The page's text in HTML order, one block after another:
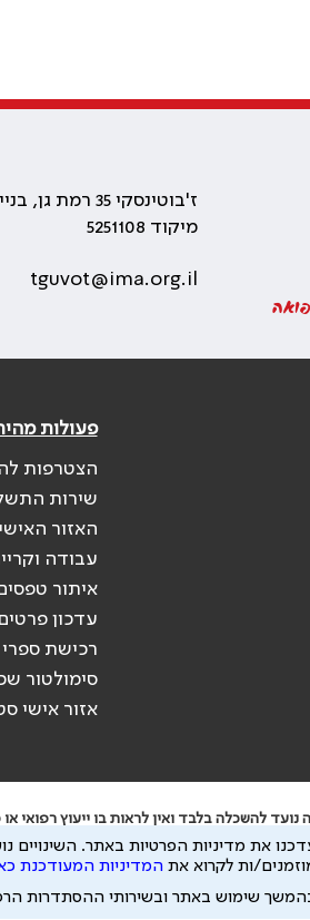
ז'בוטינסקי 35 רמת גן, בניין התאומים 2
מיקוד 5251108
tguvot@ima.org.il
פעולות
הצטרפות
שירות
האזור האישי
עבודה
איתור
עדכון
רכישת ספרי
סימולטור
אזור אישי
להשכלה בלבד ואין לראות בו ייעוץ רפואי
מתן השרות וכי חלק ממנו עשוי להיות
הרפואית בישראל.
את מדיניות הפרטיות באתר. השינויים
ות לקרוא את המדיניות המעודכנת
שימוש באתר ובשירותי ההסתדרות